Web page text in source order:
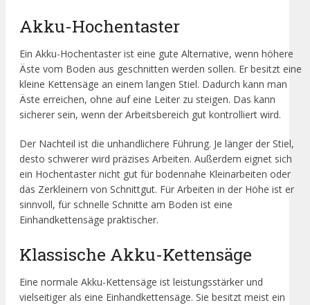
Akku-Hochentaster
Ein Akku-Hochentaster ist eine gute Alternative, wenn höhere
Äste vom Boden aus geschnitten werden sollen. Er besitzt eine
kleine Kettensäge an einem langen Stiel. Dadurch kann man
Äste erreichen, ohne auf eine Leiter zu steigen. Das kann
sicherer sein, wenn der Arbeitsbereich gut kontrolliert wird.
Der Nachteil ist die unhandlichere Führung. Je länger der Stiel,
desto schwerer wird präzises Arbeiten. Außerdem eignet sich
ein Hochentaster nicht gut für bodennahe Kleinarbeiten oder
das Zerkleinern von Schnittgut. Für Arbeiten in der Höhe ist er
sinnvoll, für schnelle Schnitte am Boden ist eine
Einhandkettensäge praktischer.
Klassische Akku-Kettensäge
Eine normale Akku-Kettensäge ist leistungsstärker und
vielseitiger als eine Einhandkettensäge. Sie besitzt meist ein